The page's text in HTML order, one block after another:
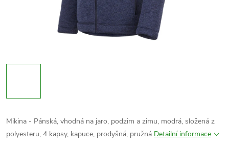
Mikina - Pánská, vhodná na jaro, podzim a zimu, modrá, složená z
polyesteru, 4 kapsy, kapuce, prodyšná, pružná Detailní informace